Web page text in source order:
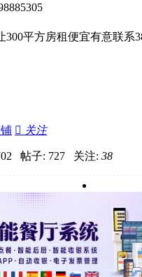
300平方房租便宜有意联系
 关注
帖子: 727 关注: 38